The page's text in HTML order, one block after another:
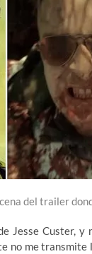
del trailer
Jesse Custer,
no me